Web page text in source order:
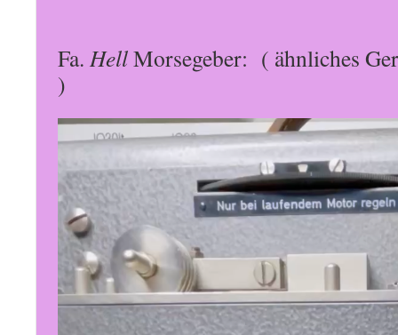
Fa. HellMorsegeber: ( ähnliches
)
Video-
Player